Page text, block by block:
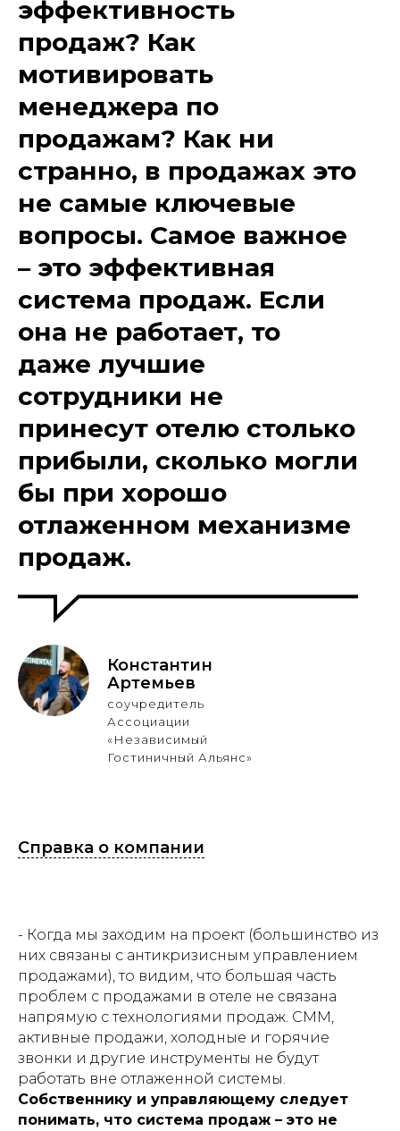
эффективность
продаж? Как
мотивировать
менеджера по
продажам? Как ни
странно, в продажах это
не самые ключевые
вопросы. Самое важное
– это эффективная
система продаж. Если
она не работает, то
даже лучшие
сотрудники не
принесут отелю столько
прибыли, сколько могли
бы при хорошо
отлаженном механизме
продаж.
Константин
Артемьев
соучредитель
Ассоциации
«Независимый
Гостиничный Альянс»
Справка о компании
- Когда мы заходим на проект (большинство из
них связаны с антикризисным управлением
продажами), то видим, что большая часть
проблем с продажами в отеле не связана
напрямую с технологиями продаж. CMM,
активные продажи, холодные и горячие
звонки и другие инструменты не будут
работать вне отлаженной системы.
Собственнику и управляющему следует
понимать, что система продаж – это не